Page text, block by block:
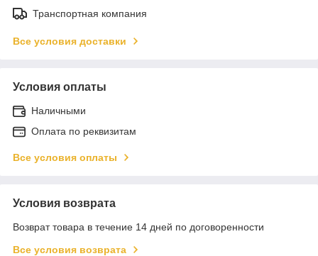
Транспортная компания
Все условия доставки
Условия оплаты
Наличными
Оплата по реквизитам
Все условия оплаты
Условия возврата
Возврат товара в течение 14 дней по договоренности
Все условия возврата